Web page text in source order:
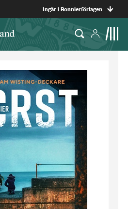
Ingår i Bonnierförlagen